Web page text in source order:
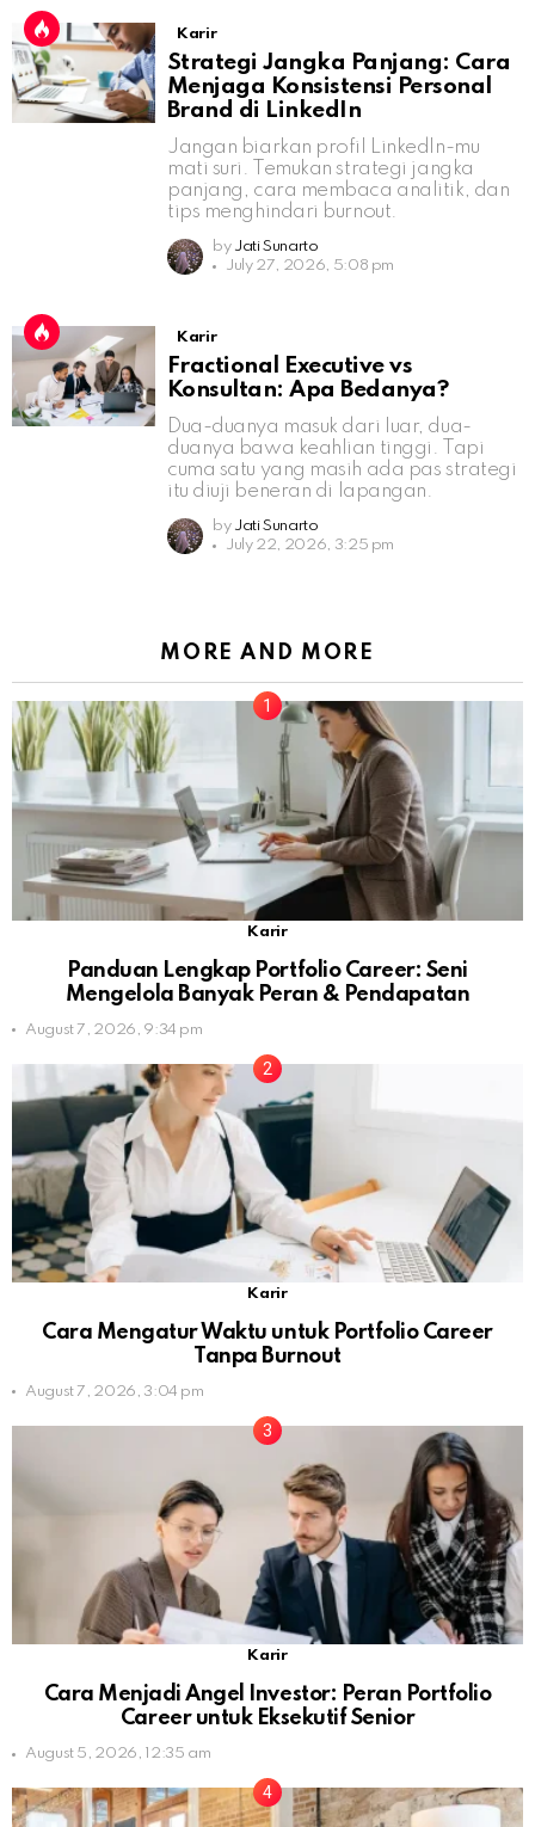
Karir
Strategi Jangka Panjang: Cara
Menjaga Konsistensi Personal
Brand di LinkedIn
Jangan biarkan profil LinkedIn-mu
mati suri. Temukan strategi jangka
panjang, cara membaca analitik, dan
tips menghindari burnout.
by Jati Sunarto
July 27, 2026, 5:08 pm
Karir
Fractional Executive vs
Konsultan: Apa Bedanya?
Dua-duanya masuk dari luar, dua-
duanya bawa keahlian tinggi. Tapi
cuma satu yang masih ada pas strategi
itu diuji beneran di lapangan.
by Jati Sunarto
July 22, 2026, 3:25 pm
MORE AND MORE
Karir
Panduan Lengkap Portfolio Career: Seni
Mengelola Banyak Peran & Pendapatan
August 7, 2026, 9:34 pm
Karir
Cara Mengatur Waktu untuk Portfolio Career
Tanpa Burnout
August 7, 2026, 3:04 pm
Karir
Cara Menjadi Angel Investor: Peran Portfolio
Career untuk Eksekutif Senior
August 5, 2026, 12:35 am